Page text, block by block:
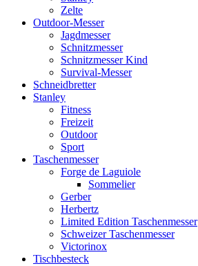
Zelte
Outdoor-Messer
Jagdmesser
Schnitzmesser
Schnitzmesser Kind
Survival-Messer
Schneidbretter
Stanley
Fitness
Freizeit
Outdoor
Sport
Taschenmesser
Forge de Laguiole
Sommelier
Gerber
Herbertz
Limited Edition Taschenmesser
Schweizer Taschenmesser
Victorinox
Tischbesteck